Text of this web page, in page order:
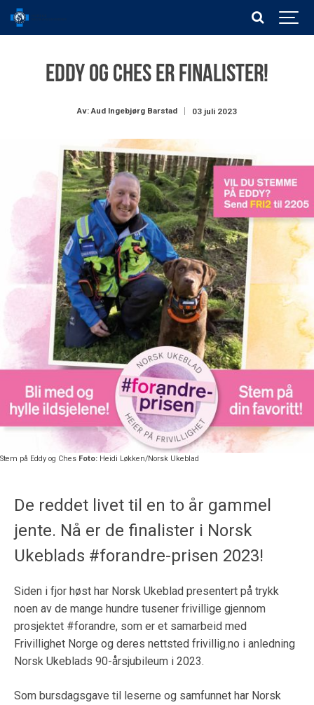
Eddy og Ches er finalister!
Av: Aud Ingebjørg Barstad 03 juli 2023
Stem på Eddy og Ches Foto: Heidi Løkken/Norsk Ukeblad
De reddet livet til en to år gammel
jente. Nå er de finalister i Norsk
Ukeblads #forandre-prisen 2023!
Siden i fjor høst har Norsk Ukeblad presentert på trykk
noen av de mange hundre tusener frivillige gjennom
prosjektet #forandre, som er et samarbeid med
Frivillighet Norge og deres nettsted frivillig.no i anledning
Norsk Ukeblads 90-årsjubileum i 2023.
Som bursdagsgave til leserne og samfunnet har Norsk